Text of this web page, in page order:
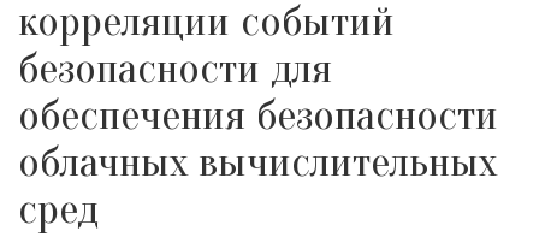
корреляции событий
безопасности для
обеспечения безопасности
облачных вычислительных
сред